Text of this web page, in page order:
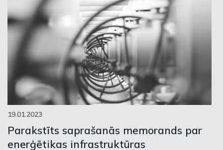
19.01.2023
Parakstīts saprašanās memorands par
enerģētikas infrastruktūras